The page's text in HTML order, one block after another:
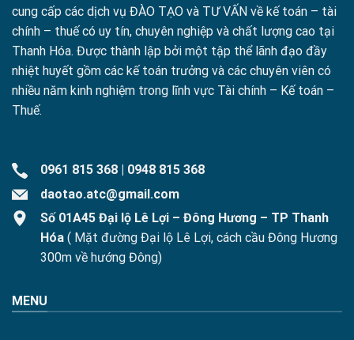
cung cấp các dịch vụ ĐÀO TẠO và TƯ VẤN về kế toán – tài
chính – thuế có uy tín, chuyên nghiệp và chất lượng cao tại
Thanh Hóa. Được thành lập bởi một tập thể lãnh đạo đầy
nhiệt huyết gồm các kế toán trưởng và các chuyên viên có
nhiều năm kinh nghiệm trong lĩnh vực Tài chính – Kế toán –
Thuế.
0961 815 368
0948 815 368
daotao.atc@gmail.com
Số 01A45 Đại lộ Lê Lợi – Đông Hương – TP Thanh
Hóa ( Mặt đường Đại lộ Lê Lợi, cách cầu Đông Hương
300m về hướng Đông)
MENU